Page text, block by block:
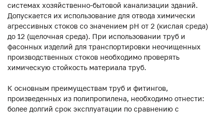
системах хозяйственно-бытовой канализации зданий.
Допускается их использование для отвода химически
агрессивных стоков со значением pH от 2 (кислая среда)
до 12 (щелочная среда). При использовании труб и
фасонных изделий для транспортировки неочищенных
производственных стоков необходимо проверять
химическую стойкость материала труб.
К основным преимуществам труб и фитингов,
произведенных из полипропилена, необходимо отнести:
более долгий срок эксплуатации по сравнению с